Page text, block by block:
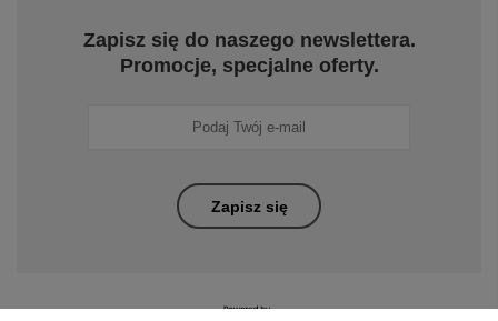
Zapisz się do naszego newslettera.
Promocje, specjalne oferty.
Zapisz się